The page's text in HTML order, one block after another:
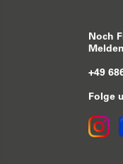
Noch
+49
Folge